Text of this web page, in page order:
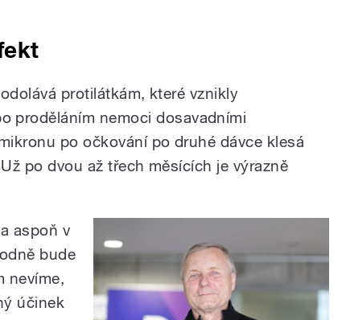
protilátkám, které vznikly
proděláním nemoci dosavadními
po očkování po druhé dávce klesá
po dvou až třech měsících je výrazně
aspoň v
bude
nevíme,
účinek